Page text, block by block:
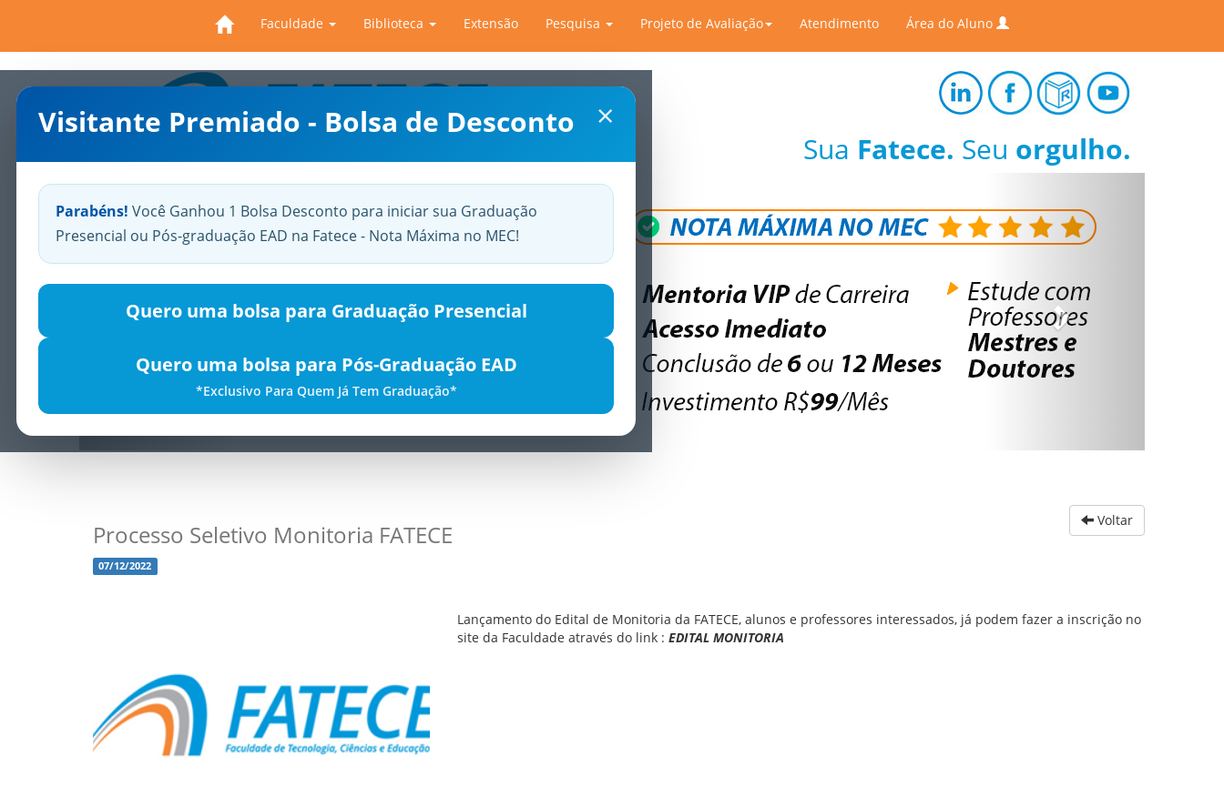
Faculdade Biblioteca Extensão Pesquisa Projeto de Avaliação Atendimento Área do Aluno
×
Visitante Premiado - Bolsa de Desconto
Parabéns! Você Ganhou 1 Bolsa Desconto para iniciar sua Graduação
Presencial ou Pós-graduação EAD na Fatece - Nota Máxima no MEC!
Quero uma bolsa para Graduação Presencial
Quero uma bolsa para Pós-Graduação EAD
*Exclusivo Para Quem Já Tem Graduação*
Sua Fatece. Seu orgulho.
Previous
Processo Seletivo Monitoria FATECE
07/12/2022
Voltar
Lançamento do Edital de Monitoria da FATECE, alunos e professores interessados, já podem fazer a inscrição no
site da Faculdade através do link : EDITAL MONITORIA